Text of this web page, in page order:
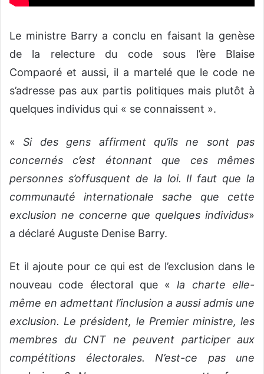
Le ministre Barry a conclu en faisant la genèse
de la relecture du code sous l’ère Blaise
Compaoré et aussi, il a martelé que le code ne
s’adresse pas aux partis politiques mais plutôt à
quelques individus qui « se connaissent ».
«Si des gens affirment qu’ils ne sont pas
concernés c’est étonnant que ces mêmes
personnes s’offusquent de la loi. Il faut que la
communauté internationale sache que cette
exclusion ne concerne que quelques individus»
a déclaré Auguste Denise Barry.
Et il ajoute pour ce qui est de l’exclusion dans le
nouveau code électoral que « la charte elle-
même en admettant l’inclusion a aussi admis une
exclusion. Le président, le Premier ministre, les
membres du CNT ne peuvent participer aux
compétitions électorales. N’est-ce pas une